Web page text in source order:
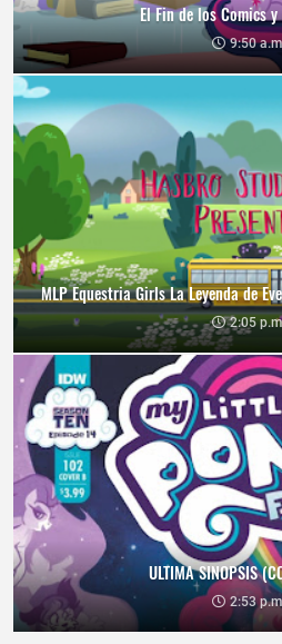
El Fin de los Comics
9:50
MLP Equestria Girls La Leyenda de
2:05
ULTIMA SINOPSIS
2:53